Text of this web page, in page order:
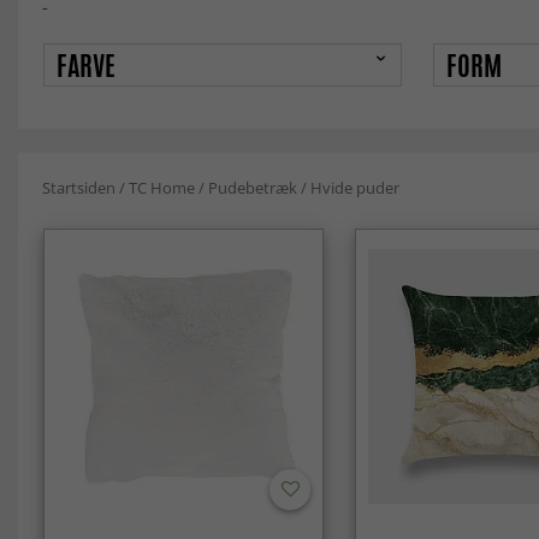
-
FARVE FORM
Startsiden /TC Home/ Pudebetræk / Hvide puder